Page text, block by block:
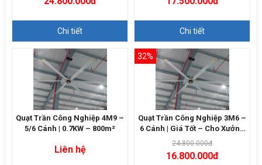
Chi tiết Chi tiết
Quạt Trần Công Nghiệp 4M9 –
5/6 Cánh | 0.7KW – 800m²
Liên hệ
32%
Quạt Trần Công Nghiệp 3M6 –
6 Cánh | Giá Tốt – Cho Xưởng
Nhỏ
24.800.000đ
16.800.000đ